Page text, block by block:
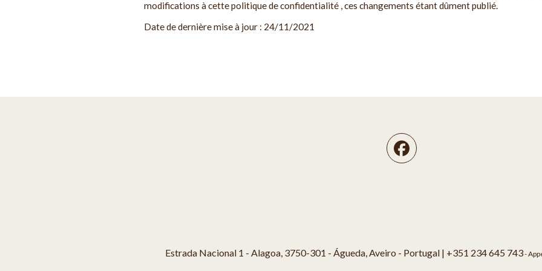
modifications à cette politique de confidentialité , ces changements étant dûment publié.
Date de dernière mise à jour : 24/11/2021
Estrada Nacional 1 - Alagoa, 3750-301 - Águeda, Aveiro - Portugal | +351 234 645 743-